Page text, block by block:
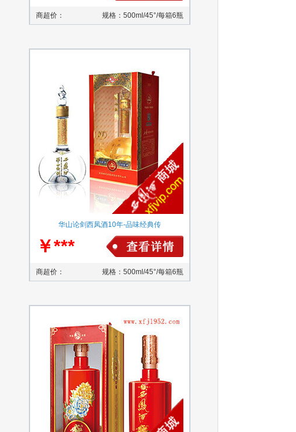
商超价： 规格：500ml/45°/每箱6瓶
华山论剑西凤酒10年-品味经典传
￥***
商超价： 规格：500ml/45°/每箱6瓶